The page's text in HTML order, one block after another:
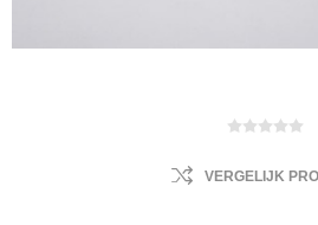
VERGELIJK